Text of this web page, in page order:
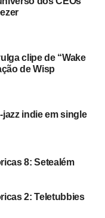
clipe de “Wake
de Wisp
jazz indie em single
8: Setealém
2: Teletubbies